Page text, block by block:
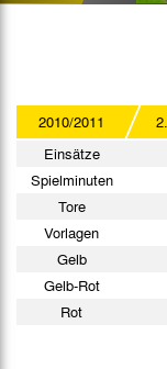
2010/2011
Einsätze
Spielminuten
Tore
Vorlagen
Gelb
Gelb-Rot
Rot